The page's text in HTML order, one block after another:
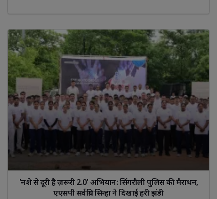
'नशे से दूरी है ज़रूरी 2.0' अभियान: सिंगरौली पुलिस की मैराथन,
एएसपी सर्वप्रिय सिन्हा ने दिखाई हरी झंडी